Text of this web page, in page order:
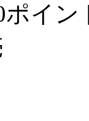
ポイ